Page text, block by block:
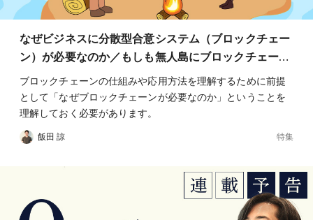
なぜビジネスに分散型合意システム（ブロックチェー
ン）が必要なのか／もしも無人島にブロックチェー…
ブロックチェーンの仕組みや応用方法を理解するために前提
として「なぜブロックチェーンが必要なのか」ということを
理解しておく必要があります。
飯田 諒 特集